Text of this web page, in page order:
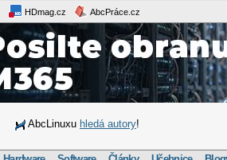
HDmag.cz AbcPráce.cz
AbcLinuxu hledá autory!